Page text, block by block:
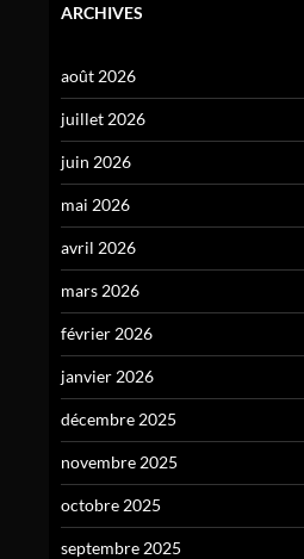
ARCHIVES
août 2026
juillet 2026
juin 2026
mai 2026
avril 2026
mars 2026
février 2026
janvier 2026
décembre 2025
novembre 2025
octobre 2025
septembre 2025